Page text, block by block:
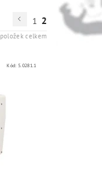
1 2
položek celkem
Kód: 5.0281.1